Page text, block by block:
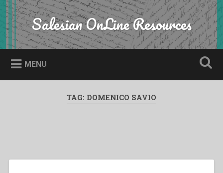
Skip
to
content
Search Salesian OnLine Resources
MENU
TAG: DOMENICO SAVIO